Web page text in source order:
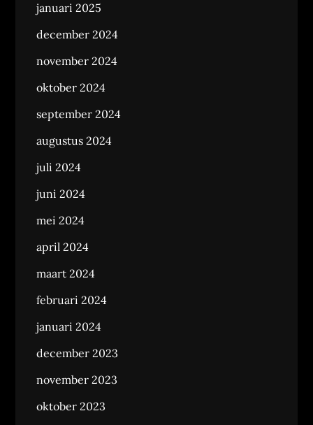
januari 2025
december 2024
november 2024
oktober 2024
september 2024
augustus 2024
juli 2024
juni 2024
mei 2024
april 2024
maart 2024
februari 2024
januari 2024
december 2023
november 2023
oktober 2023